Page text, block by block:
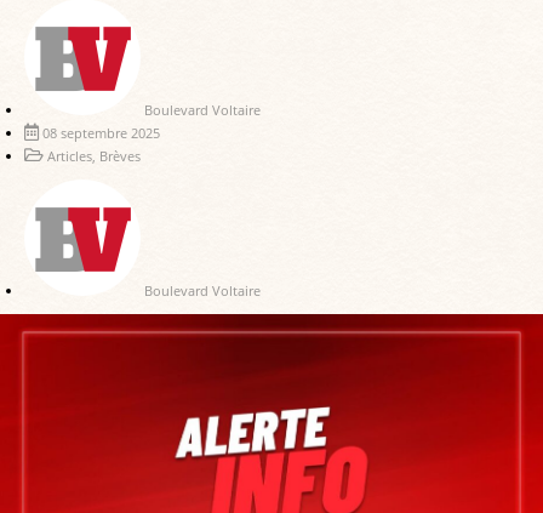
Boulevard Voltaire
08 septembre 2025
Articles Brèves
Boulevard Voltaire